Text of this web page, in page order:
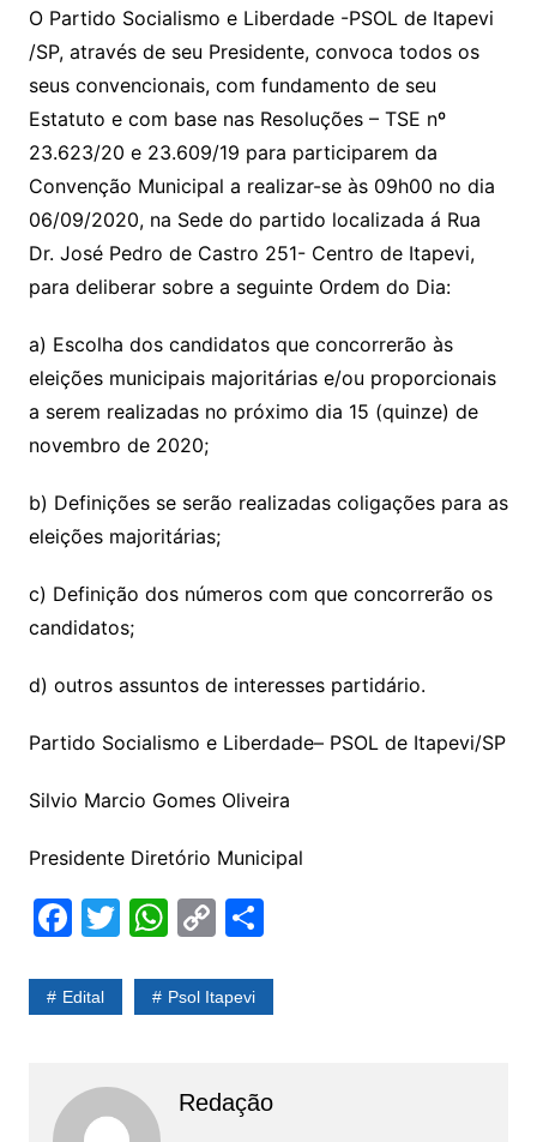
O Partido Socialismo e Liberdade -PSOL de Itapevi
/SP, através de seu Presidente, convoca todos os
seus convencionais, com fundamento de seu
Estatuto e com base nas Resoluções – TSE nº
23.623/20 e 23.609/19 para participarem da
Convenção Municipal a realizar-se às 09h00 no dia
06/09/2020, na Sede do partido localizada á Rua
Dr. José Pedro de Castro 251- Centro de Itapevi,
para deliberar sobre a seguinte Ordem do Dia:
a) Escolha dos candidatos que concorrerão às
eleições municipais majoritárias e/ou proporcionais
a serem realizadas no próximo dia 15 (quinze) de
novembro de 2020;
b) Definições se serão realizadas coligações para as
eleições majoritárias;
c) Definição dos números com que concorrerão os
candidatos;
d) outros assuntos de interesses partidário.
Partido Socialismo e Liberdade– PSOL de Itapevi/SP
Silvio Marcio Gomes Oliveira
Presidente Diretório Municipal
F
c
o
T
itt
W
at
p
C
p
n
S
ar
Edital Psol Itapevi
Redação